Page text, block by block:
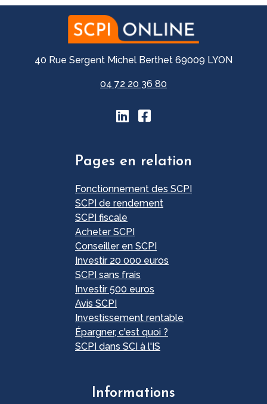
40 Rue Sergent Michel Berthet 69009 LYON
04 72 20 36 80
Pages en relation
Fonctionnement des SCPI
SCPI de rendement
SCPI fiscale
Acheter SCPI
Conseiller en SCPI
Investir 20 000 euros
SCPI sans frais
Investir 500 euros
Avis SCPI
Investissement rentable
Épargner, c'est quoi ?
SCPI dans SCI à l'IS
Informations